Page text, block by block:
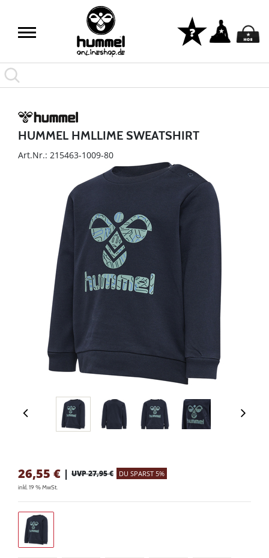
HUMMEL HMLLIME SWEATSHIRT
Art.Nr.: 215463-1009-80
26,55 € | UVP 27,95 € DU SPARST 5%
inkl. 19 % MwSt.